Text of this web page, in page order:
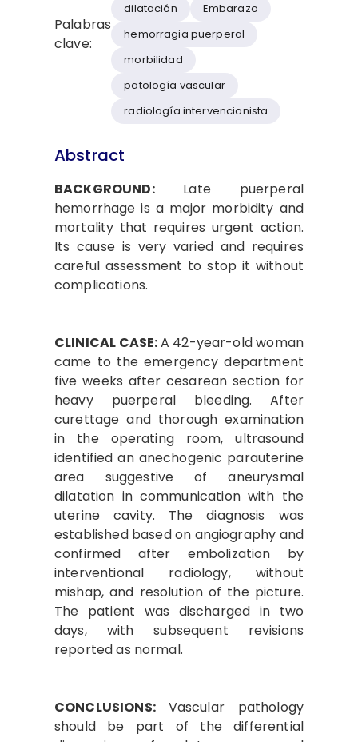
Palabras
clave:
dilatación
Embarazo
hemorragia puerperal
morbilidad
patología vascular
radiología intervencionista
Abstract
BACKGROUND:Late puerperal
hemorrhage is a major morbidity and
mortality that requires urgent action.
Its cause is very varied and requires
careful assessment to stop it without
complications.
CLINICAL CASE:A 42-year-old woman
came to the emergency department
five weeks after cesarean section for
heavy puerperal bleeding. After
curettage and thorough examination
in the operating room, ultrasound
identified an anechogenic parauterine
area suggestive of aneurysmal
dilatation in communication with the
uterine cavity. The diagnosis was
established based on angiography and
confirmed after embolization by
interventional radiology, without
mishap, and resolution of the picture.
The patient was discharged in two
days, with subsequent revisions
reported as normal.
CONCLUSIONS: Vascular pathology
should be part of the differential